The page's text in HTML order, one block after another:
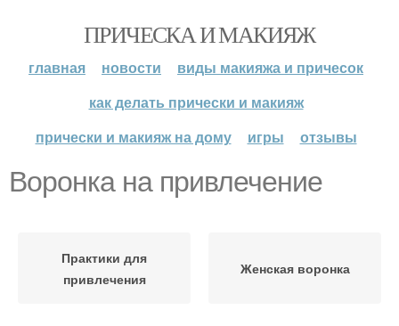
ПРИЧЕСКА И МАКИЯЖ
главная новости
виды макияжа и причесок
как делать прически и макияж
прически и макияж на дому
игры отзывы
Воронка на привлечение
Практики для
привлечения
Женская воронка